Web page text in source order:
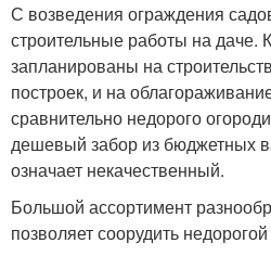
С возведения ограждения
строительные работы на даче.
запланированы на
построек, и на
сравнительно недорого
дешевый забор из бюджетных
означает некачественный.
Большой ассортимент
позволяет соорудить